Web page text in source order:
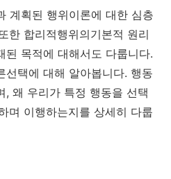
계획된 행위이론에 대한 심층
한 합리적행위의기본적 원리
된 목적에 대해서도 다룹니다.
선택에 대해 알아봅니다. 행동
, 왜 우리가 특정 행동을 선택
며 이행하는지를 상세히 다룹